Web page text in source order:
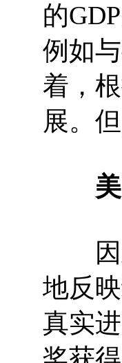
的
例如
着，
展。
美
因此
地反
真实